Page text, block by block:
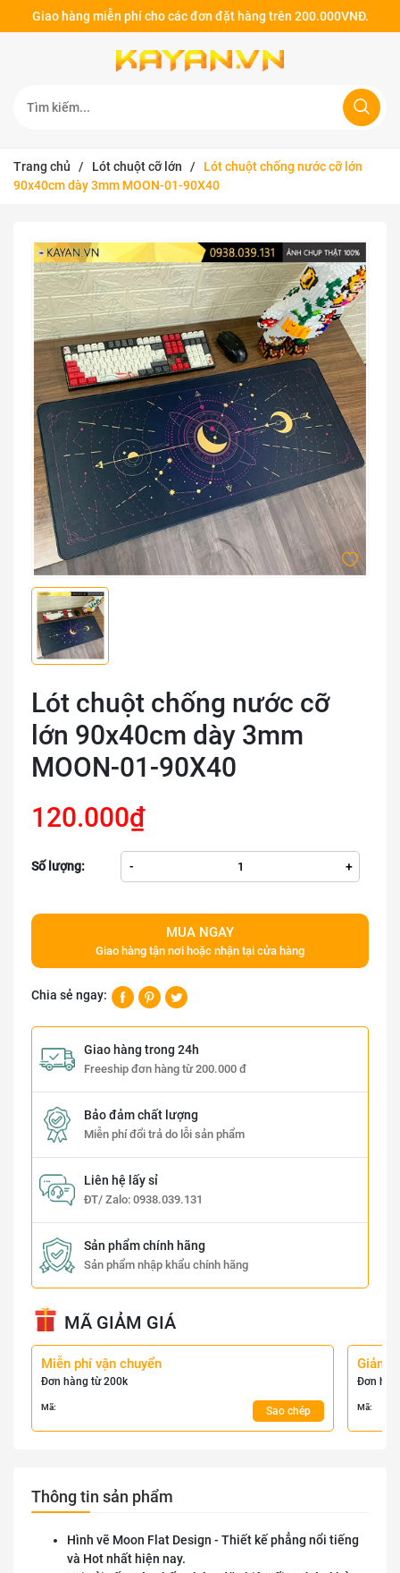
Giao hàng miễn phí cho các đơn đặt hàng trên 200.000VNĐ.
Trang chủ / Lót chuột cỡ lớn /
Lót chuột chống nước cỡ lớn
90x40cm dày 3mm MOON-01-90X40
Lót chuột chống nước cỡ
lớn 90x40cm dày 3mm
MOON-01-90X40
120.000₫
Số lượng: - +
MUA NGAY
Giao hàng tận nơi hoặc nhận tại cửa hàng
Chia sẻ ngay:
Giao hàng trong 24h
Freeship đơn hàng từ 200.000 đ
Bảo đảm chất lượng
Miễn phí đổi trả do lỗi sản phẩm
Liên hệ lấy sỉ
ĐT/ Zalo: 0938.039.131
Sản phẩm chính hãng
Sản phẩm nhập khẩu chính hãng
MÃ GIẢM GIÁ
Miễn phí vận chuyển
Đơn hàng từ 200k
Mã: Sao chép
Giảm
Đơn
Mã:
Thông tin sản phẩm
Hình vẽ Moon Flat Design - Thiết kế phẳng nổi tiếng
và Hot nhất hiện nay.